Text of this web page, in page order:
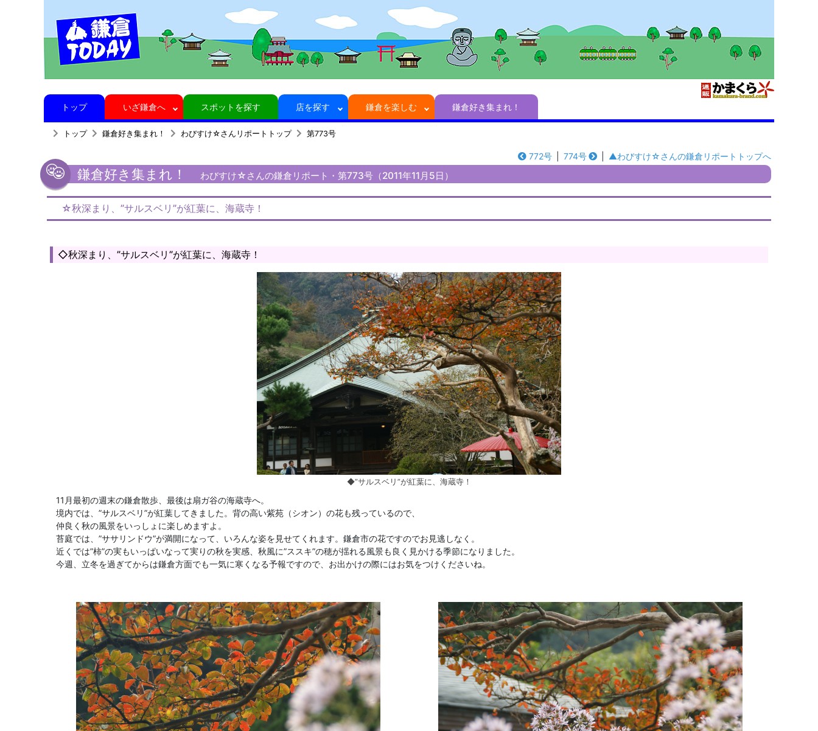
トップ いざ鎌倉へ スポットを探す 店を探す 鎌倉を楽しむ 鎌倉好き集まれ！
トップ 鎌倉好き集まれ！ わびすけ☆さんリポートトップ 第773号
772号 774号 ▲わびすけ☆さんの鎌倉リポートトップへ
鎌倉好き集まれ！ わびすけ☆さんの鎌倉リポート・第773号（2011年11月5日）
☆秋深まり、”サルスベリ”が紅葉に、海蔵寺！
◇秋深まり、”サルスベリ”が紅葉に、海蔵寺！
◆”サルスベリ”が紅葉に、海蔵寺！
11月最初の週末の鎌倉散歩、最後は扇ガ谷の海蔵寺へ。
境内では、”サルスベリ”が紅葉してきました。背の高い紫苑（シオン）の花も残っているので、
仲良く秋の風景をいっしょに楽しめますよ。
苔庭では、”ササリンドウ”が満開になって、いろんな姿を見せてくれます。鎌倉市の花ですのでお見逃しなく。
近くでは”柿”の実もいっぱいなって実りの秋を実感、秋風に”ススキ”の穂が揺れる風景も良く見かける季節になりました。
今週、立冬を過ぎてからは鎌倉方面でも一気に寒くなる予報ですので、お出かけの際にはお気をつけくださいね。